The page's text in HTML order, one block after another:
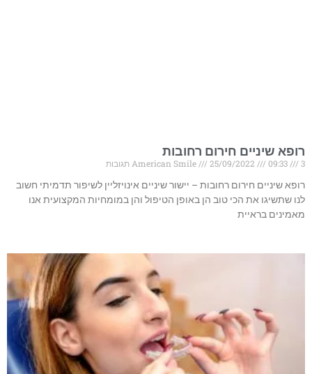
רופא שיניים חירום רחובות
American Smile 25/09/2022 09:33
3 תגובות
רופא שיניים חירום רחובות – יישור שיניים אינויזליין לשיפור תדמיתי חשוב
לנו שתשיגו את הכי טוב הן באופן הטיפול והן במומחיות המקצועית אנו
מאמינים בראיית